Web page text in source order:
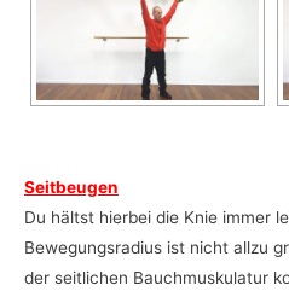
Seitbeugen
Du hältst hierbei die Knie immer
Bewegungsradius ist nicht allzu
der seitlichen Bauchmuskulatur